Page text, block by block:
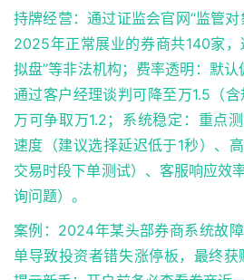
持牌经营：通过证监会官网“监管对
2025年正常展业的券商共140家，
拟盘”等非法机构；费率透明：默认
通过客户经理谈判可降至万1.5（
万可争取万1.2；系统稳定：重点
速度（建议选择延迟低于1秒）、
交易时段下单测试）、客服响应效
询问题）。
案例：2024年某头部券商系统故
单导致投资者错失涨停板，最终